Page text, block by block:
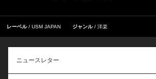
レーベル USM JAPAN ジャンル 洋楽
ニュースレター